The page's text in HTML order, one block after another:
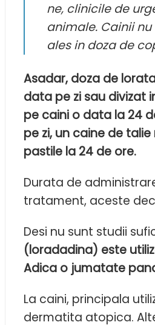
ne, clinicile de
animale. Cainii
ales in doza de
Asadar, doza de
data pe zi sau divizat
pe caini o data la 24
pe zi, un caine de
pastile la 24 de ore.
Durata de
tratament, aceste
Desi nu sunt studii
(loradadina) este
Adica o jumatate
La caini, principala
dermatita atopica.